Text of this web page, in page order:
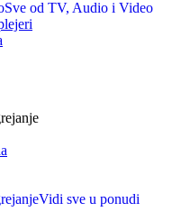
Sve od TV, Audio i Video
Vidi sve u ponudi